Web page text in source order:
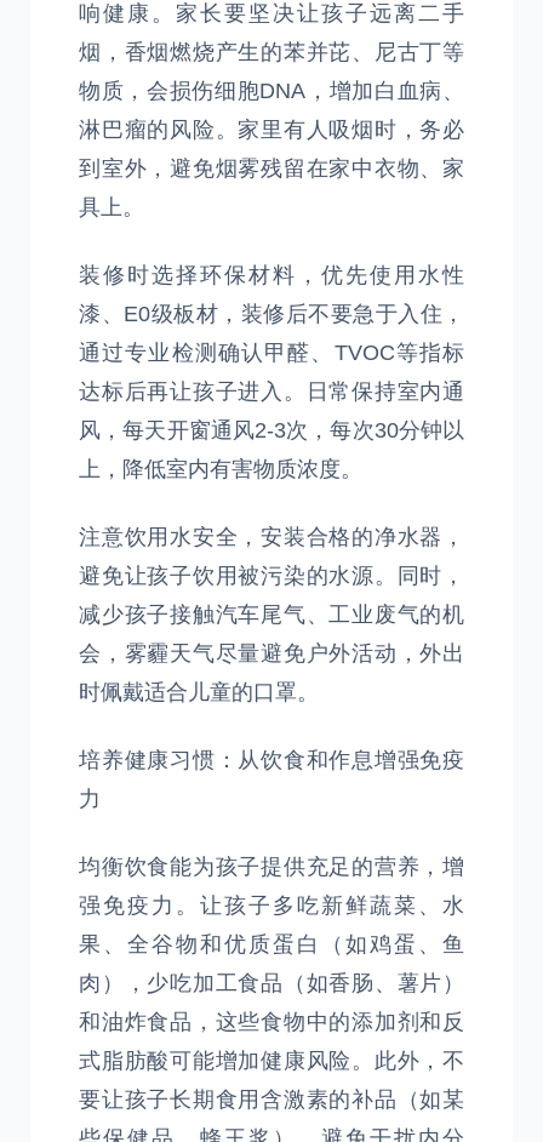
响健康。家长要坚决让孩子远离二手
烟，香烟燃烧产生的苯并芘、尼古丁等
物质，会损伤细胞DNA，增加白血病、
淋巴瘤的风险。家里有人吸烟时，务必
到室外，避免烟雾残留在家中衣物、家
具上。
装修时选择环保材料，优先使用水性
漆、E0级板材，装修后不要急于入住，
通过专业检测确认甲醛、TVOC等指标
达标后再让孩子进入。日常保持室内通
风，每天开窗通风2-3次，每次30分钟以
上，降低室内有害物质浓度。
注意饮用水安全，安装合格的净水器，
避免让孩子饮用被污染的水源。同时，
减少孩子接触汽车尾气、工业废气的机
会，雾霾天气尽量避免户外活动，外出
时佩戴适合儿童的口罩。
培养健康习惯：从饮食和作息增强免疫
力
均衡饮食能为孩子提供充足的营养，增
强免疫力。让孩子多吃新鲜蔬菜、水
果、全谷物和优质蛋白（如鸡蛋、鱼
肉），少吃加工食品（如香肠、薯片）
和油炸食品，这些食物中的添加剂和反
式脂肪酸可能增加健康风险。此外，不
要让孩子长期食用含激素的补品（如某